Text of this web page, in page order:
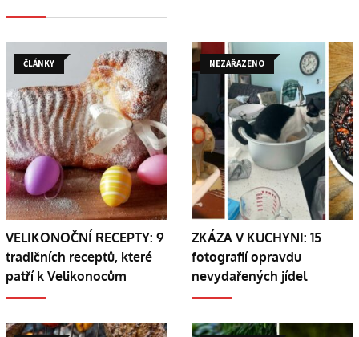
ČLÁNKY
VELIKONOČNÍ RECEPTY: 9
tradičních receptů, které
patří k Velikonocům
NEZAŘAZENO
ZKÁZA V KUCHYNI: 15
fotografií opravdu
nevydařených jídel